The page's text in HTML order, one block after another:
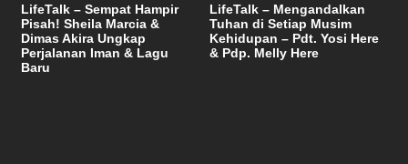
LifeTalk – Sempat Hampir
Pisah! Sheila Marcia &
Dimas Akira Ungkap
Perjalanan Iman & Lagu
Baru
LifeTalk – Mengandalkan
Tuhan di Setiap Musim
Kehidupan – Pdt. Yosi Here
& Pdp. Melly Here